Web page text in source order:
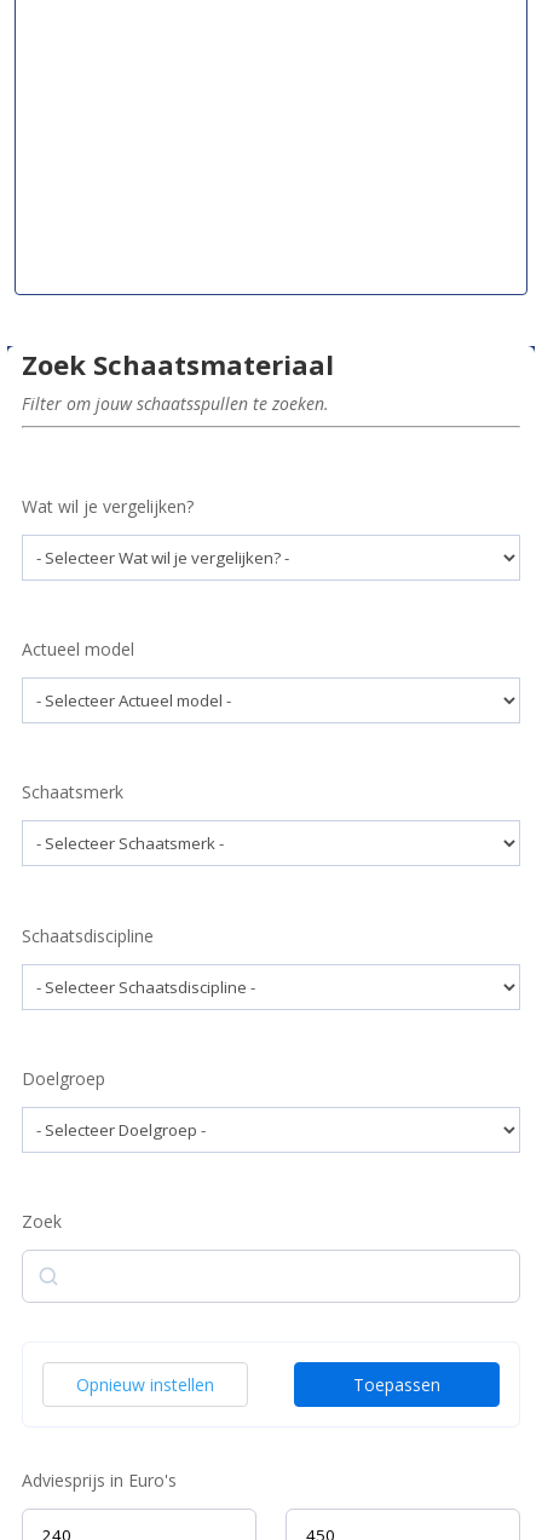
Zoek Schaatsmateriaal
Filter om jouw schaatsspullen te zoeken.
Wat wil je vergelijken?
Actueel model
Schaatsmerk
Schaatsdiscipline
Doelgroep
Zoek
Zoek
Toepassen
Opnieuw instellen
Adviesprijs in Euro's